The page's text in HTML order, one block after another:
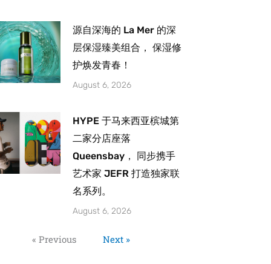
源自深海的 La Mer 的深
层保湿臻美组合， 保湿修
护焕发青春！
August 6, 2026
HYPE 于马来西亚槟城第
二家分店座落
Queensbay， 同步携手
艺术家 JEFR 打造独家联
名系列。
August 6, 2026
« Previous Next »